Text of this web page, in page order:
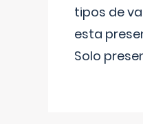
tipos de
esta
Solo